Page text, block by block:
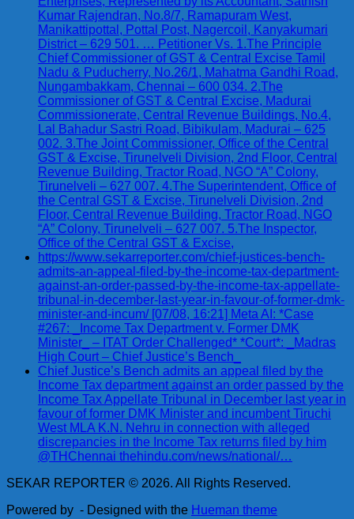
Kumar Rajendran, No.8/7, Ramapuram West,
Manikattipottal, Pottal Post, Nagercoil, Kanyakumari
District – 629 501. … Petitioner Vs. 1.The Principle
Chief Commissioner of GST & Central Excise Tamil
Nadu & Puducherry, No.26/1, Mahatma Gandhi Road,
Nungambakkam, Chennai – 600 034. 2.The
Commissioner of GST & Central Excise, Madurai
Commissionerate, Central Revenue Buildings, No.4,
Lal Bahadur Sastri Road, Bibikulam, Madurai – 625
002. 3.The Joint Commissioner, Office of the Central
GST & Excise, Tirunelveli Division, 2nd Floor, Central
Revenue Building, Tractor Road, NGO “A” Colony,
Tirunelveli – 627 007. 4.The Superintendent, Office of
the Central GST & Excise, Tirunelveli Division, 2nd
Floor, Central Revenue Building, Tractor Road, NGO
“A” Colony, Tirunelveli – 627 007. 5.The Inspector,
Office of the Central GST & Excise,
https://www.sekarreporter.com/chief-justices-bench-
admits-an-appeal-filed-by-the-income-tax-department-
against-an-order-passed-by-the-income-tax-appellate-
tribunal-in-december-last-year-in-favour-of-former-dmk-
minister-and-incum/ [07/08, 16:21] Meta AI: *Case
#267: _Income Tax Department v. Former DMK
Minister_ – ITAT Order Challenged* *Court*: _Madras
High Court – Chief Justice’s Bench_
Chief Justice’s Bench admits an appeal filed by the
Income Tax department against an order passed by the
Income Tax Appellate Tribunal in December last year in
favour of former DMK Minister and incumbent Tiruchi
West MLA K.N. Nehru in connection with alleged
discrepancies in the Income Tax returns filed by him
@THChennai thehindu.com/news/national/…
SEKAR REPORTER © 2026. All Rights Reserved.
Powered by - Designed with the Hueman theme